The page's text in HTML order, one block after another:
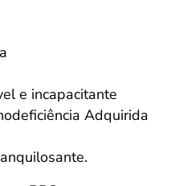
e incapacitante
Adquirida